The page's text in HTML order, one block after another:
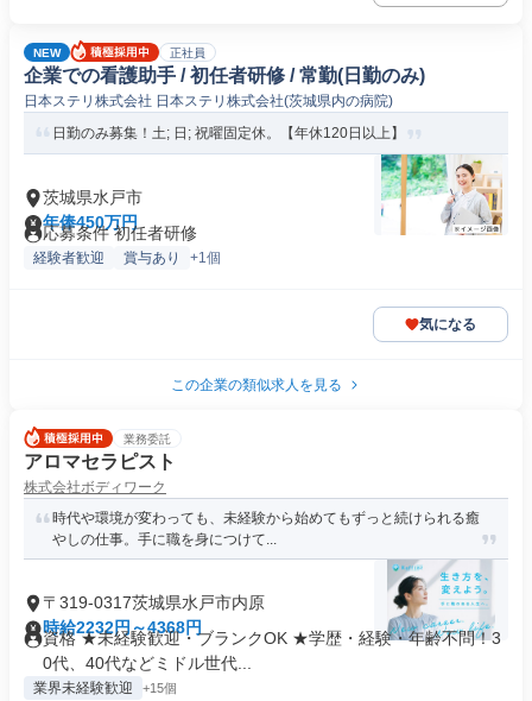
NEW 正社員
企業での看護助手 / 初任者研修 / 常勤(日勤のみ)
日本ステリ株式会社 日本ステリ株式会社(茨城県内の病院)
日勤のみ募集！土; 日; 祝曜固定休。【年休120日以上】
茨城県水戸市
年俸450万円
応募条件 初任者研修
経験者歓迎 賞与あり +1個
気になる
この企業の類似求人を見る
業務委託
アロマセラピスト
株式会社ボディワーク
時代や環境が変わっても、未経験から始めてもずっと続けられる癒
やしの仕事。手に職を身につけて...
〒319-0317茨城県水戸市内原
時給2232円～4368円
資格 ★未経験歓迎・ブランクOK ★学歴・経験・年齢不問！3
0代、40代などミドル世代...
業界未経験歓迎 +15個